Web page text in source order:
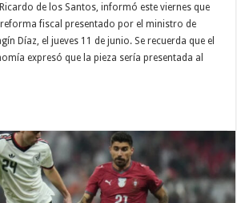
de los Santos, informó este viernes que
fiscal presentado por el ministro de
Díaz, el jueves 11 de junio. Se recuerda que el
expresó que la pieza sería presentada al